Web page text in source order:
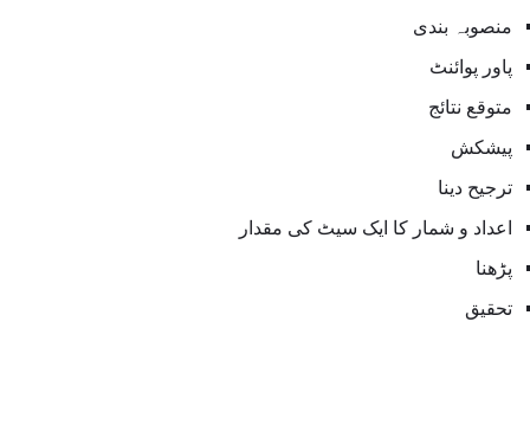
منصوبہ بندی
پاور پوائنٹ
متوقع نتائج
پیشکش
ترجیح دینا
اعداد و شمار کا ایک سیٹ کی مقدار
پڑھنا
تحقیق